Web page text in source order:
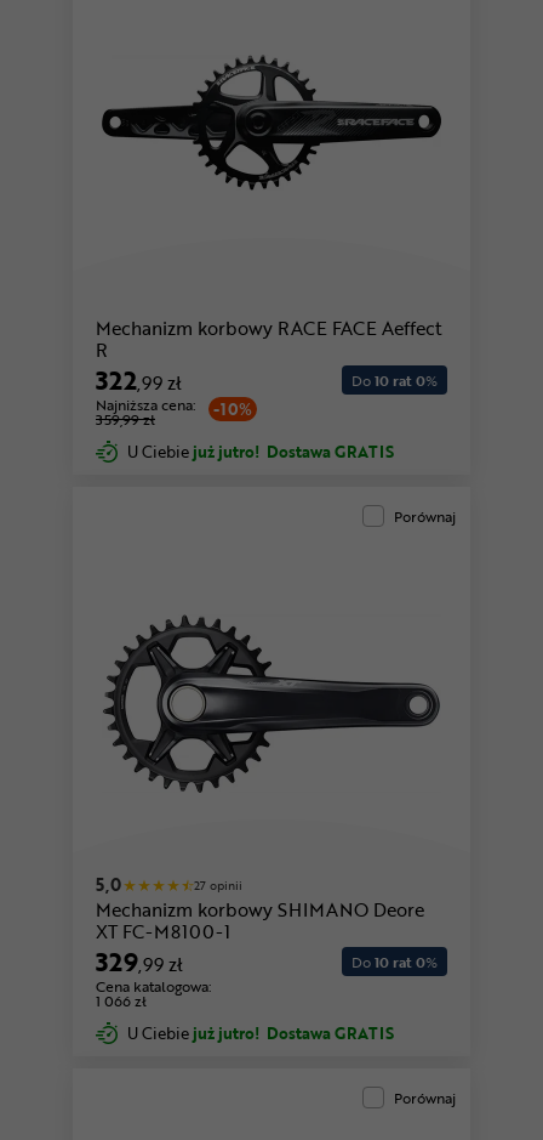
Mechanizm korbowy RACE FACE Aeffect
R
322,99 zł
-10%
Najniższa cena:
359,99 zł
Do10 rat 0%
U Ciebie już jutro! Dostawa GRATIS
Porównaj
5,0 27 opinii
Mechanizm korbowy SHIMANO Deore
XT FC-M8100-1
329,99 zł
Cena katalogowa:
1 066 zł
Do10 rat 0%
U Ciebie już jutro! Dostawa GRATIS
Porównaj